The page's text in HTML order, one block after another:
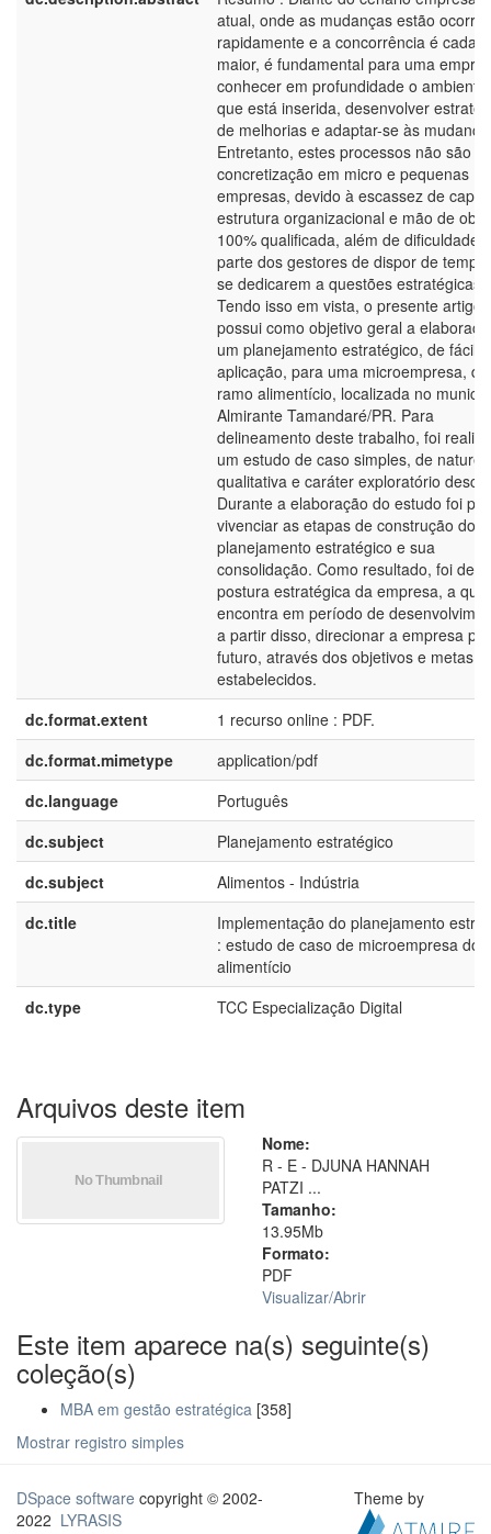
atual, onde as mudanças estão
rapidamente e a concorrência é cada
maior, é fundamental para uma
conhecer em profundidade o ambiente
que está inserida, desenvolver
de melhorias e adaptar-se às
Entretanto, estes processos não são
concretização em micro e pequenas
empresas, devido à escassez de
estrutura organizacional e mão de obra
100% qualificada, além de dificuldade
parte dos gestores de dispor de
se dedicarem a questões estratégicas.
Tendo isso em vista, o presente artigo
possui como objetivo geral a
um planejamento estratégico, de fácil
aplicação, para uma microempresa, do
ramo alimentício, localizada no
Almirante Tamandaré/PR. Para
delineamento deste trabalho, foi
um estudo de caso simples, de
qualitativa e caráter exploratório
Durante a elaboração do estudo foi
vivenciar as etapas de construção do
planejamento estratégico e sua
consolidação. Como resultado, foi
postura estratégica da empresa, a
encontra em período de
a partir disso, direcionar a empresa
futuro, através dos objetivos e metas
estabelecidos.
dc.format.extent
1 recurso online : PDF.
dc.format.mimetype
application/pdf
dc.language
Português
dc.subject
Planejamento estratégico
dc.subject
Alimentos - Indústria
dc.title
Implementação do planejamento
: estudo de caso de microempresa do
alimentício
dc.type
TCC Especialização Digital
Arquivos deste item
Nome:
R - E - DJUNA HANNAH
PATZI ...
Tamanho:
13.95Mb
Formato:
PDF
Visualizar/Abrir
Este item aparece na(s) seguinte(s)
coleção(s)
MBA em gestão estratégica [358]
Mostrar registro simples
DSpace software copyright © 2002-
2022 LYRASIS
Theme by